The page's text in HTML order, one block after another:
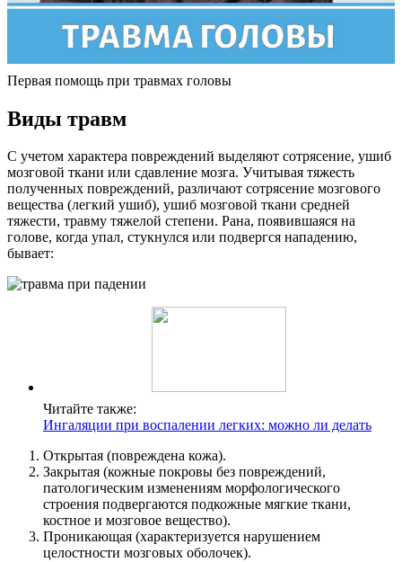
Первая помощь при травмах головы
Виды травм
С учетом характера повреждений выделяют сотрясение, ушиб
мозговой ткани или сдавление мозга. Учитывая тяжесть
полученных повреждений, различают сотрясение мозгового
вещества (легкий ушиб), ушиб мозговой ткани средней
тяжести, травму тяжелой степени. Рана, появившаяся на
голове, когда упал, стукнулся или подвергся нападению,
бывает:
Читайте также:
Ингаляции при воспалении легких: можно ли делать
Открытая (повреждена кожа).
Закрытая (кожные покровы без повреждений,
патологическим изменениям морфологического
строения подвергаются подкожные мягкие ткани,
костное и мозговое вещество).
Проникающая (характеризуется нарушением
целостности мозговых оболочек).